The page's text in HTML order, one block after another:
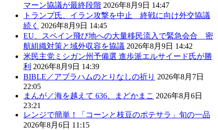
マーン協議が最終段階 2026年8月9日 14:47
トランプ氏、イラン攻撃を中止 終戦に向け外交協議
続く
2026年8月9日 14:45
EU、スペイン飛び地への大量移民流入で緊急会合 密
航組織対策と域外収容を協議 2026年8月9日 14:42
米民主党ミシガン州予備選 進歩派エルサイード氏が勝
利 2026年8月9日 14:39
BIBLE／アブラハムのとりなしの祈り 2026年8月7日
22:05
まんが／海を越えて 636、まどかまこ 2026年8月6日
23:21
レンジで簡単！「コーンと枝豆のポテサラ」旬の一品
2026年8月6日 11:15